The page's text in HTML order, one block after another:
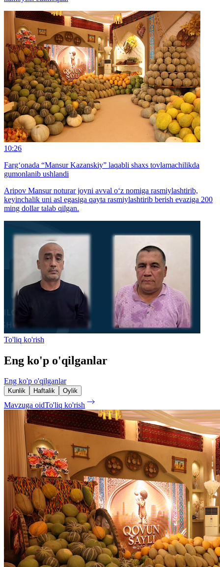
10:26
Farg‘onada “Mansur Kazanskiy” laqabli shaxs tovlamachilikda
gumonlanib ushlandi
Aripov Mansur noturar joyni avval o‘z nomiga rasmiylashtirib,
keyinchalik uni asl egasiga qayta rasmiylashtirib berish evaziga 200
ming dollar talab qilgan.
To'liq ko'rish
Eng ko'p o'qilganlar
Eng ko'p o'qilganlar
Kunlik Haftalik Oylik
Mavzuga oidTo'liq ko'rish